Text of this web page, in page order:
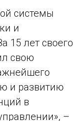
системы
и
15 лет своего
свою
и развитию
в
–